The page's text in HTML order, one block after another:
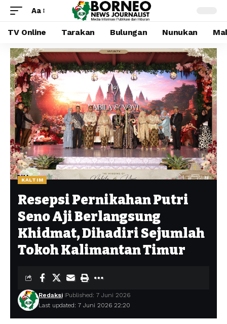
Aa
TV Online Tarakan Bulungan Nunukan
KALTIM
Resepsi Pernikahan Putri
Seno Aji Berlangsung
Khidmat, Dihadiri Sejumlah
Tokoh Kalimantan Timur
Last updated: 7 Juni 2026 22:20
Redaksi Published: 7 Juni 2026